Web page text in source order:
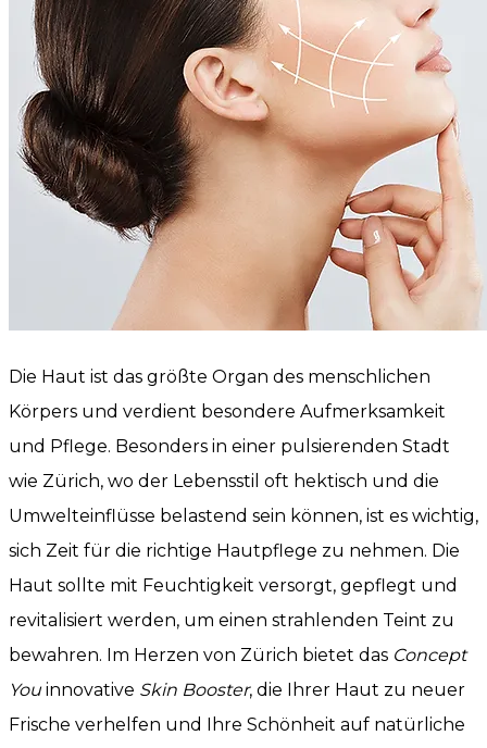
Die Haut ist das größte Organ des menschlichen
Körpers und verdient besondere Aufmerksamkeit
und Pflege. Besonders in einer pulsierenden Stadt
wie Zürich, wo der Lebensstil oft hektisch und die
Umwelteinflüsse belastend sein können, ist es wichtig,
sich Zeit für die richtige Hautpflege zu nehmen. Die
Haut sollte mit Feuchtigkeit versorgt, gepflegt und
revitalisiert werden, um einen strahlenden Teint zu
bewahren. Im Herzen von Zürich bietet das Concept
You innovative Skin Booster, die Ihrer Haut zu neuer
Frische verhelfen und Ihre Schönheit auf natürliche